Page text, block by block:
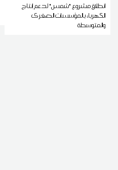
انطلاق مشروع "شمس" لدعم إنتاج
الكهرباء بالمؤسسات الصغرى
والمتوسطة